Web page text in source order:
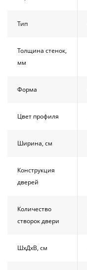
Тип
Толщина стенок,
мм
Форма
Цвет профиля
Ширина, см
Конструкция
дверей
Количество
створок двери
ШхДхВ, см